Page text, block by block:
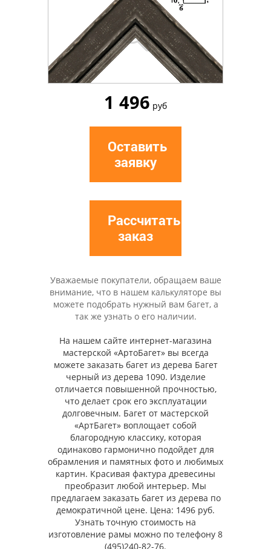
1 496 руб
Оставить
заявку
Рассчитать
заказ
Уважаемые покупатели, обращаем ваше
внимание, что в нашем калькуляторе вы
можете подобрать нужный вам багет, а
так же узнать о его наличии.
На нашем сайте интернет-магазина
мастерской «АртоБагет» вы всегда
можете заказать багет из дерева Багет
черный из дерева 1090. Изделие
отличается повышенной прочностью,
что делает срок его эксплуатации
долговечным. Багет от мастерской
«АртБагет» воплощает собой
благородную классику, которая
одинаково гармонично подойдет для
обрамления и памятных фото и любимых
картин. Красивая фактура древесины
преобразит любой интерьер. Мы
предлагаем заказать багет из дерева по
демократичной цене. Цена: 1496 руб.
Узнать точную стоимость на
изготовление рамы можно по телефону 8
(495)240-82-76.